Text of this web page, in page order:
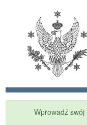
Wprowadź swój